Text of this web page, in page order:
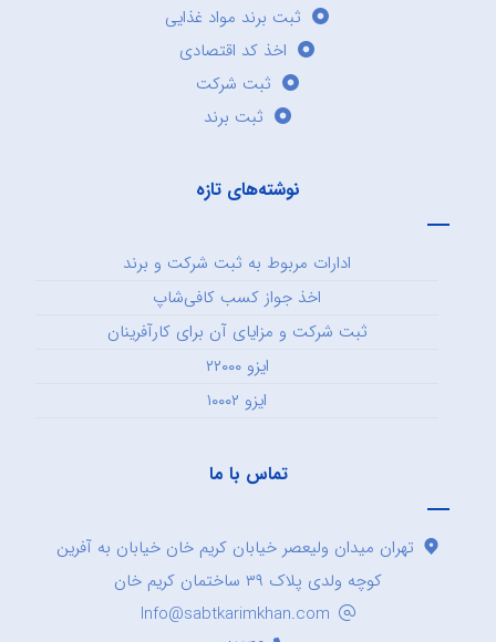
ثبت برند مواد غذایی
اخذ کد اقتصادی
ثبت شرکت
ثبت برند
نوشته‌های تازه
ادارات مربوط به ثبت شرکت و برند
اخذ جواز کسب کافی‌شاپ
ثبت شرکت و مزایای آن برای کارآفرینان
ایزو ۲۲۰۰۰
ایزو ۱۰۰۰۲
تماس با ما
تهران میدان ولیعصر خیابان کریم خان خیابان به آفرین
کوچه ولدی پلاک ۳۹ ساختمان کریم خان
Info@sabtkarimkhan.com